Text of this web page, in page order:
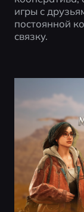
игры с
постоянной
связку.